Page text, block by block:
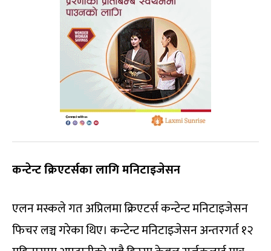
कन्टेन्ट क्रिएटर्सका लागि मनिटाइजेसन
एलन मस्कले गत अप्रिलमा क्रिएटर्स कन्टेन्ट मनिटाइजेसन
फिचर लञ्च गरेका थिए। कन्टेन्ट मनिटाइजेसन अन्तरगर्त १२